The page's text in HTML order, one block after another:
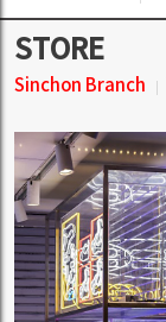
STORE
Sinchon Branch